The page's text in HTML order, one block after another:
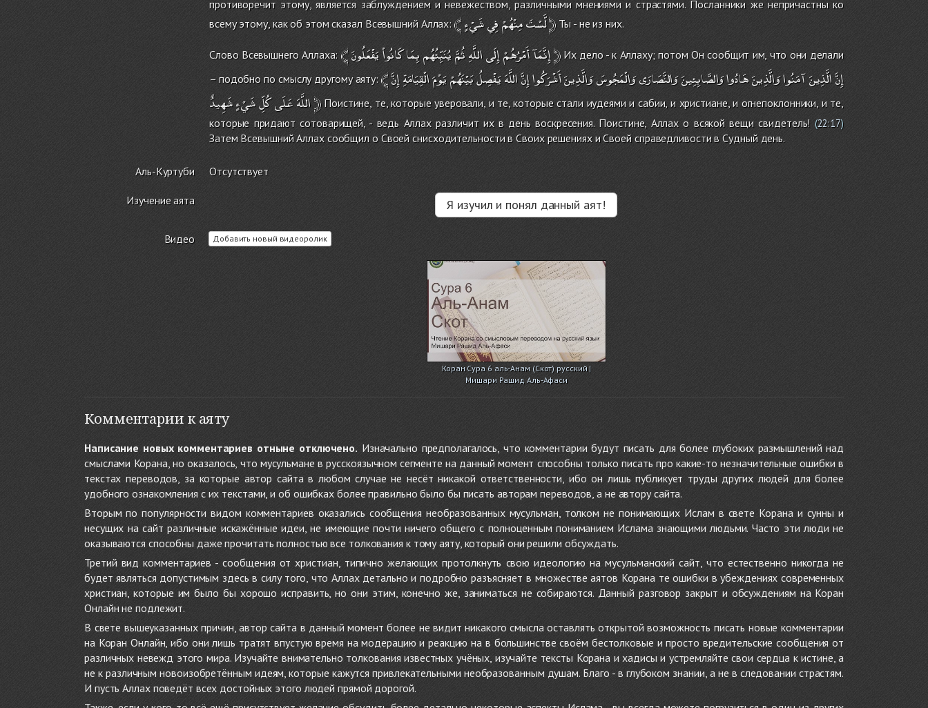
противоречит этому, является заблуждением и невежеством, различными мнениями и страстями. Посланники же непричастны ко
всему этому, как об этом сказал Всевышний Аллах:﴾ لَّسْتَمِنْهُمْفِيشَيْءٍ ﴿Ты - не из них.
Слово Всевышнего Аллаха: ﴾ إِنَّمَآأَمْرُهُمْإِلَىاللَّهِثُمَّيُنَبِّئُهُمبِمَاكَانُواْيَفْعَلُونَ ﴿Их дело - к Аллаху; потом Он сообщит им, что они делали
– подобно по смыслу другому аяту:﴾ إِنَّالَّذِينَآمَنُواوَالَّذِينَهَادُواوَالصَّابِئِينَوَالنَّصَارَىوَالْمَجُوسَوَالَّذِينَأَشْرَكُواإِنَّاللَّهَيَفْصِلُبَيْنَهُمْيَوْمَالْقِيَامَةِإِنَّ
اللَّهَعَلَىكُلِّشَيْءٍشَهِيدٌ ﴿Поистине, те, которые уверовали, и те, которые стали иудеями и сабии, и христиане, и огнепоклонники, и те,
которые придают сотоварищей, - ведь Аллах различит их в день воскресения. Поистине, Аллах о всякой вещи свидетель! (22:17)
Затем Всевышний Аллах сообщил о Своей снисходительности в Своих решениях и Своей справедливости в Судный день.
Аль-Куртуби Отсутствует
Изучение аята Я изучил и понял данный аят!
Видео Добавить новый видеоролик
Коран Сура 6 аль-Анам (Скот) русский |
Мишари Рашид Аль-Афаси
Комментарии к аяту
Написание новых комментариев отныне отключено. Изначально предполагалось, что комментарии будут писать для более глубоких размышлений над
смыслами Корана, но оказалось, что мусульмане в русскоязычном сегменте на данный момент способны только писать про какие-то незначительные ошибки в
текстах переводов, за которые автор сайта в любом случае не несёт никакой ответственности, ибо он лишь публикует труды других людей для более
удобного ознакомления с их текстами, и об ошибках более правильно было бы писать авторам переводов, а не автору сайта.
Вторым по популярности видом комментариев оказались сообщения необразованных мусульман, толком не понимающих Ислам в свете Корана и сунны и
несущих на сайт различные искажённые идеи, не имеющие почти ничего общего с полноценным пониманием Ислама знающими людьми. Часто эти люди не
оказываются способны даже прочитать полностью все толкования к тому аяту, который они решили обсуждать.
Третий вид комментариев - сообщения от христиан, типично желающих протолкнуть свою идеологию на мусульманский сайт, что естественно никогда не
будет являться допустимым здесь в силу того, что Аллах детально и подробно разъясняет в множестве аятов Корана те ошибки в убеждениях современных
христиан, которые им было бы хорошо исправить, но они этим, конечно же, заниматься не собираются. Данный разговор закрыт и обсуждениям на Коран
Онлайн не подлежит.
В свете вышеуказанных причин, автор сайта в данный момент более не видит никакого смысла оставлять открытой возможность писать новые комментарии
на Коран Онлайн, ибо они лишь тратят впустую время на модерацию и реакцию на в большинстве своём бестолковые и просто вредительские сообщения от
различных невежд этого мира. Изучайте внимательно толкования известных учёных, изучайте тексты Корана и хадисы и устремляйте свои сердца к истине, а
не к различным новоизобретённым идеям, которые кажутся привлекательными необразованным душам. Благо - в глубоком знании, а не в следовании страстям.
И пусть Аллах поведёт всех достойных этого людей прямой дорогой.